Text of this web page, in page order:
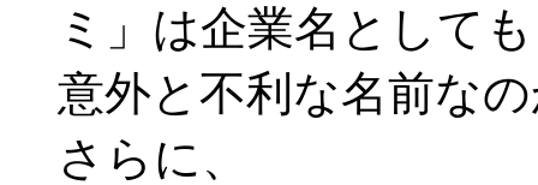
ミ」は企業名として
意外と不利な名前な
さらに、